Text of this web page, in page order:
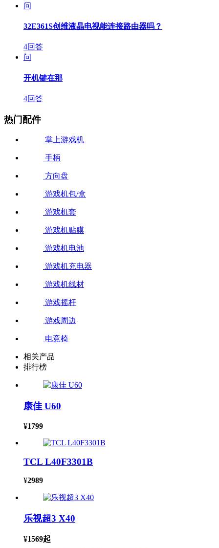
问
32E361S创维液晶电视能连接路由器吗？
4回答
问
开机键在那
4回答
热门配件
掌上游戏机
手柄
方向盘
游戏机包/盒
游戏机套
游戏机贴膜
游戏机电池
游戏机充电器
游戏机线材
游戏摇杆
游戏周边
电竞椅
相关产品
排行榜
康佳 U60
¥1799
TCL L40F3301B
¥2989
乐视超3 X40
¥1569起